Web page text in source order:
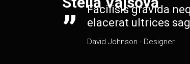
Facilisis gravida
elacerat ultrices
David Johnson - Designer